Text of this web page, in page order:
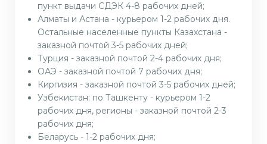
пункт выдачи СДЭК 4-8 рабочих дней;
Алматы и Астана - курьером 1-2 рабочих дня.
Остальные населенные пункты Казахстана -
заказной почтой 3-5 рабочих дней;
Турция - заказной почтой 2-4 рабочих дня;
ОАЭ - заказной почтой 7 рабочих дня;
Киргизия - заказной почтой 3-5 рабочих дней;
Узбекистан: по Ташкенту - курьером 1-2
рабочих дня, регионы - заказной почтой 2-3
рабочих дня;
Беларусь - 1-2 рабочих дня;